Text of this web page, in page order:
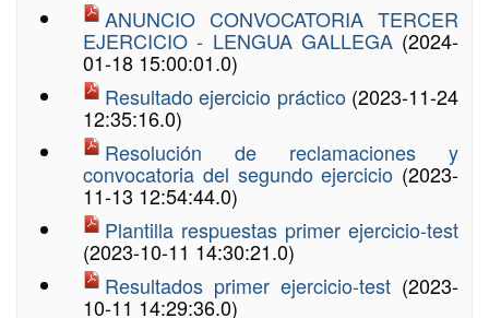
ANUNCIO CONVOCATORIA TERCER
EJERCICIO - LENGUA GALLEGA (2024-
01-18 15:00:01.0)
Resultado ejercicio práctico (2023-11-24
12:35:16.0)
Resolución de reclamaciones y
convocatoria del segundo ejercicio (2023-
11-13 12:54:44.0)
Plantilla respuestas primer ejercicio-test
(2023-10-11 14:30:21.0)
Resultados primer ejercicio-test (2023-
10-11 14:29:36.0)